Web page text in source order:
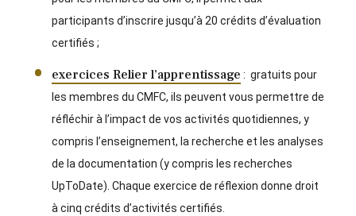
participants d’inscrire jusqu’à 20 crédits d’évaluation
certifiés ;
exercices Relier l’apprentissage : gratuits pour
les membres du CMFC, ils peuvent vous permettre de
réfléchir à l’impact de vos activités quotidiennes, y
compris l’enseignement, la recherche et les analyses
de la documentation (y compris les recherches
UpToDate). Chaque exercice de réflexion donne droit
à cinq crédits d’activités certifiés.